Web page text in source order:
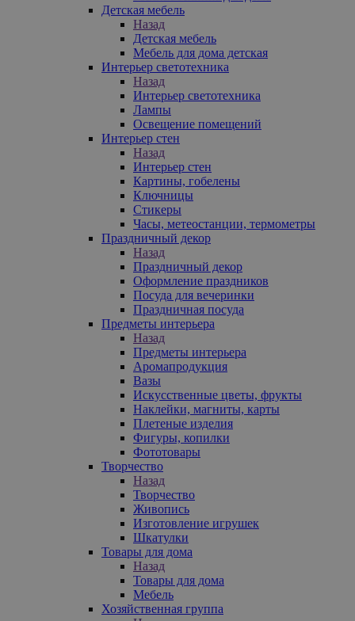
Детская мебель
Назад
Детская мебель
Мебель для дома детская
Интерьер светотехника
Назад
Интерьер светотехника
Лампы
Освещение помещений
Интерьер стен
Назад
Интерьер стен
Картины, гобелены
Ключницы
Стикеры
Часы, метеостанции, термометры
Праздничный декор
Назад
Праздничный декор
Оформление праздников
Посуда для вечеринки
Праздничная посуда
Предметы интерьера
Назад
Предметы интерьера
Аромапродукция
Вазы
Искусственные цветы, фрукты
Наклейки, магниты, карты
Плетеные изделия
Фигуры, копилки
Фототовары
Творчество
Назад
Творчество
Живопись
Изготовление игрушек
Шкатулки
Товары для дома
Назад
Товары для дома
Мебель
Хозяйственная группа